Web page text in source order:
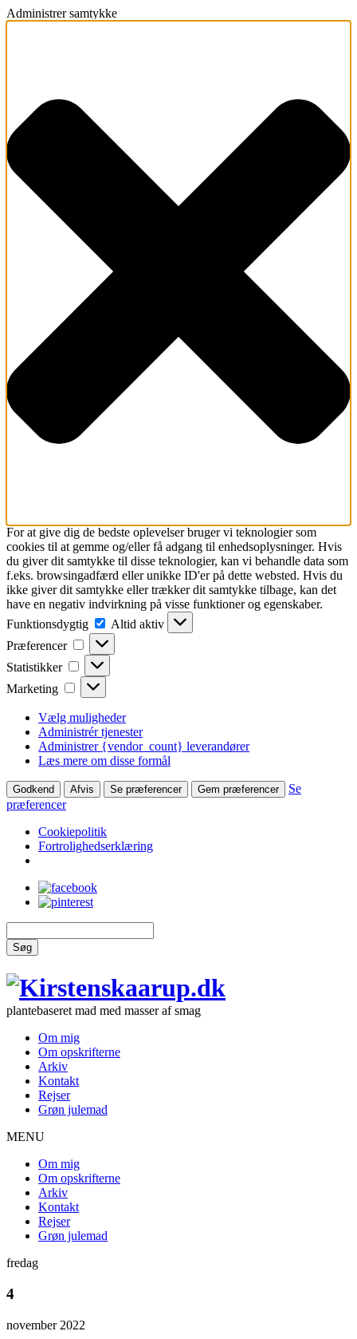
Administrer samtykke
For at give dig de bedste oplevelser bruger vi teknologier som
cookies til at gemme og/eller få adgang til enhedsoplysninger. Hvis
du giver dit samtykke til disse teknologier, kan vi behandle data som
f.eks. browsingadfærd eller unikke ID'er på dette websted. Hvis du
ikke giver dit samtykke eller trækker dit samtykke tilbage, kan det
have en negativ indvirkning på visse funktioner og egenskaber.
Funktionsdygtig
Funktionsdygtig
Altid aktiv
Præferencer
Præferencer
Statistikker Statistikker
Marketing Marketing
Vælg muligheder
Administrér tjenester
Administrer {vendor_count} leverandører
Læs mere om disse formål
Godkend Afvis Se præferencer Gem præferencer
Se
præferencer
Cookiepolitik
Fortrolighedserklæring
Søg
plantebaseret mad med masser af smag
Om mig
Om opskrifterne
Arkiv
Kontakt
Rejser
Grøn julemad
MENU
Om mig
Om opskrifterne
Arkiv
Kontakt
Rejser
Grøn julemad
fredag
4
november 2022